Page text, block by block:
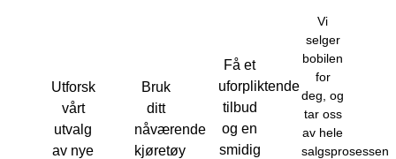
Utforsk
vårt
utvalg
av nye
Bruk
ditt
nåværende
kjøretøy
Få et
uforpliktende
tilbud
og en
smidig
Vi
selger
bobilen
for
deg, og
tar oss
av hele
salgsprosessen